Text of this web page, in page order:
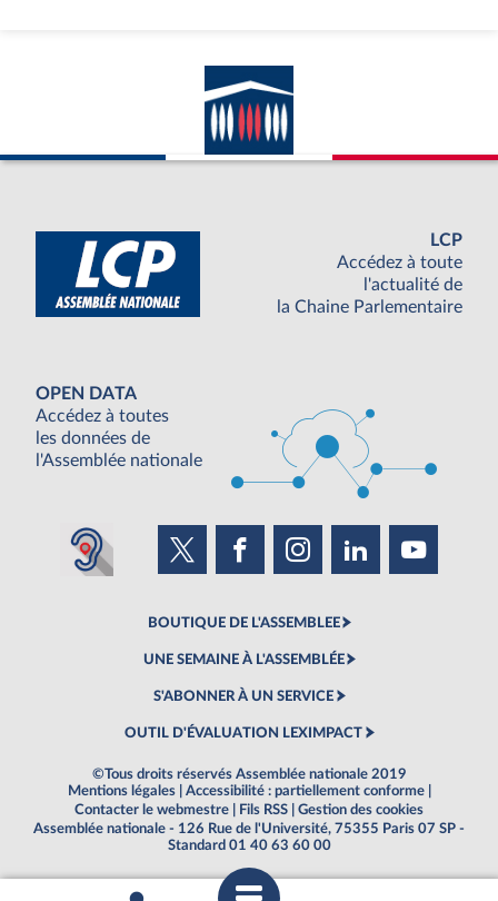
LCP
Accédez à toute
l'actualité de
la Chaine Parlementaire
OPEN DATA
Accédez à toutes
les données de
l'Assemblée nationale
BOUTIQUE DE L'ASSEMBLEE
UNE SEMAINE À L'ASSEMBLÉE
S'ABONNER À UN SERVICE
OUTIL D'ÉVALUATION LEXIMPACT
©Tous droits réservés Assemblée nationale 2019
Mentions légales
Accessibilité : partiellement conforme
Contacter le webmestre
Fils RSS
Gestion des cookies
Assemblée nationale - 126 Rue de l'Université, 75355 Paris 07 SP -
Standard 01 40 63 60 00